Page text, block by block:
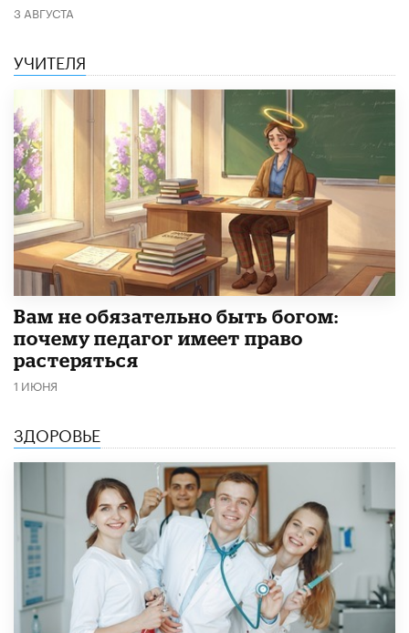
3 АВГУСТА
УЧИТЕЛЯ
​Вам не обязательно быть богом:
почему педагог имеет право
растеряться
1 ИЮНЯ
ЗДОРОВЬЕ